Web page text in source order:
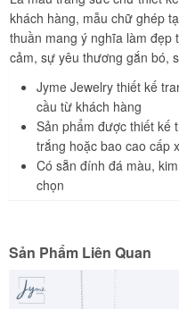
khách hàng, mẫu chữ ghép
thuần mang ý nghĩa làm đẹp
cảm, sự yêu thương gắn bó,
Jyme Jewelry thiết kế
cầu từ khách hàng
Sản phẩm được thiết kế
trắng hoặc bao cao cấp
Có sẵn đính đá màu,
chọn
Sản Phẩm Liên Quan